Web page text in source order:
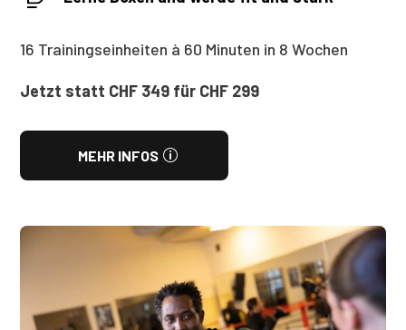
16 Trainingseinheiten à 60 Minuten in 8 Wochen
Jetzt statt CHF 349 für CHF 299
MEHR INFOS